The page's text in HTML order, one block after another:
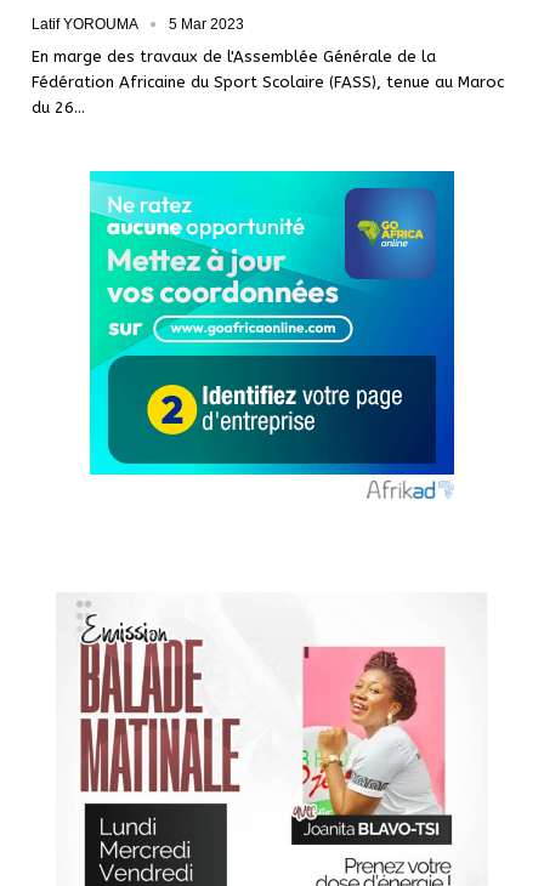
Latif YOROUMA 5 Mar 2023
En marge des travaux de l'Assemblée Générale de la
Fédération Africaine du Sport Scolaire (FASS), tenue au Maroc
du 26…